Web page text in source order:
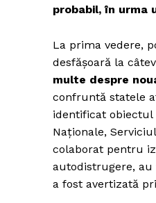
probabil, în urma
La prima vedere,
desfășoară la
multe despre
confruntă statele
identificat obiectul
Naționale,
colaborat pentru
autodistrugere, au
a fost avertizată